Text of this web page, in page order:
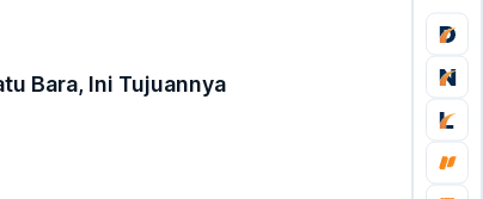
Bara, Ini Tujuannya